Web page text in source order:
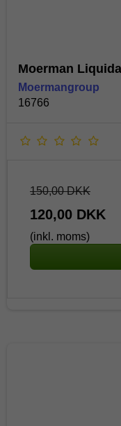
Moerman
Moermangroup
16766
150,00 DKK
120,00 DKK
(inkl. moms)